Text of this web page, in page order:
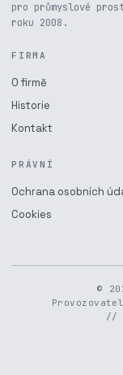
pro průmyslové
roku 2008.
FIRMA
O firmě
Historie
Kontakt
PRÁVNÍ
Ochrana osobních
Cookies
©
//